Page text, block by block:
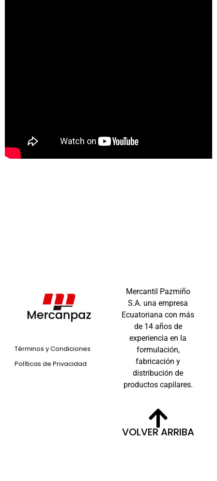
Mercantil Pazmiño
S.A. una empresa
Ecuatoriana con más
de 14 años de
experiencia en la
formulación,
fabricación y
distribución de
productos capilares.
VOLVER ARRIBA
Términos y Condiciones
Políticas de Privacidad